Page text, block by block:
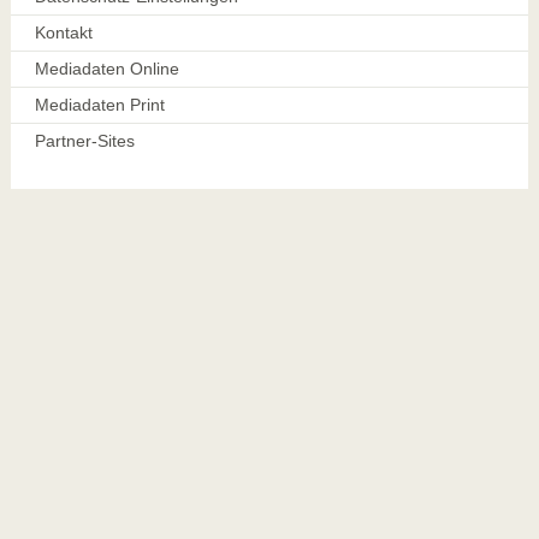
Kontakt
Mediadaten Online
Mediadaten Print
Partner-Sites